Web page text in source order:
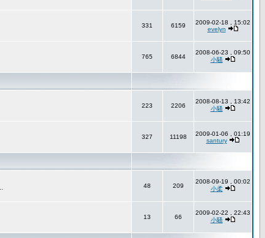
331 6159
2009-02-18 , 15:02
evelyn
765 6844
2008-06-23 , 09:50
小騷
223 2206
2008-08-13 , 13:42
小騷
327 11198
2009-01-06 , 01:19
santury
48 209
2008-09-19 , 00:02
小柔
13 66
2009-02-22 , 22:43
小騷